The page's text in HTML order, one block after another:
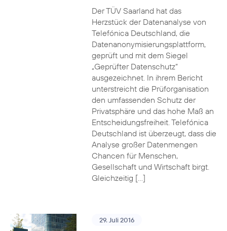
Der TÜV Saarland hat das
Herzstück der Datenanalyse von
Telefónica Deutschland, die
Datenanonymisierungsplattform,
geprüft und mit dem Siegel
„Geprüfter Datenschutz“
ausgezeichnet. In ihrem Bericht
unterstreicht die Prüforganisation
den umfassenden Schutz der
Privatsphäre und das hohe Maß an
Entscheidungsfreiheit. Telefónica
Deutschland ist überzeugt, dass die
Analyse großer Datenmengen
Chancen für Menschen,
Gesellschaft und Wirtschaft birgt.
Gleichzeitig […]
29. Juli 2016